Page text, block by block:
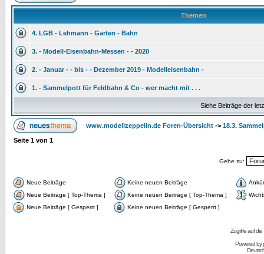
Themen
4. LGB - Lehmann - Garten - Bahn
3. - Modell-Eisenbahn-Messen - - 2020
2. - Januar - - bis - - Dezember 2019 - Modelleisenbahn -
1. - Sammelpott für Feldbahn & Co - wer macht mit . . .
Siehe Beiträge der
www.modellzeppelin.de Foren-Übersicht -> 18.3.
Seite 1 von 1
Gehe zu:
Neue Beiträge Keine neuen Beiträge
Neue Beiträge [ Top-Thema ]
Keine neuen Beiträge [ Top-Thema ]
Neue Beiträge [ Gesperrt ]
Keine neuen Beiträge [ Gesperrt ]
Zugriffe auf
Powered by